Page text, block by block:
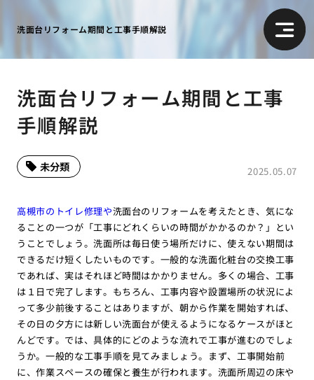
洗面台リフォーム期間と工事手順解説
洗面台リフォーム期間と工事
手順解説
2025.05.07
未分類
高槻市のトイレ修理や洗面台のリフォームを考えたとき、気にな
ることの一つが「工事にどれくらいの時間がかかるのか？」とい
うことでしょう。洗面所は毎日使う場所だけに、使えない期間は
できるだけ短くしたいものです。一般的な洗面化粧台の交換工事
であれば、実はそれほど時間はかかりません。多くの場合、工事
は１日で完了します。もちろん、工事内容や設置場所の状況によ
って多少前後することはありますが、朝から作業を開始すれば、
その日の夕方には新しい洗面台が使えるようになるケースがほと
んどです。では、具体的にどのような流れで工事が進むのでしょ
うか。一般的な工事手順を見てみましょう。まず、工事開始前
に、作業スペースの確保と養生が行われます。洗面所周辺の床や